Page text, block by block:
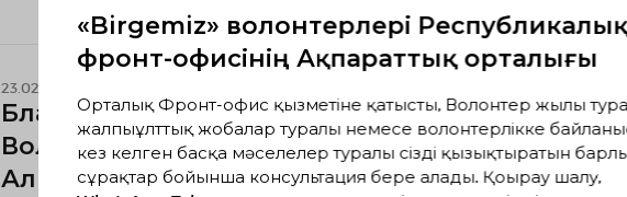
23.02.2022
Блац Дильмира, 50 лет. Координатор
Волонтерского движения LIDER.KZ Алматы и
Алматинской области
«Birgemiz» волонтерлері
фронт-офисінің Ақпараттық орталығы
Орталық Фронт-офис қызметіне қатысты, Волонтер жылы
жалпыұлттық жобалар туралы немесе волонтерлікке
кез келген басқа мәселелер туралы сізді қызықтыратын
сұрақтар бойынша консультация бере алады. Қоңырау шалу,